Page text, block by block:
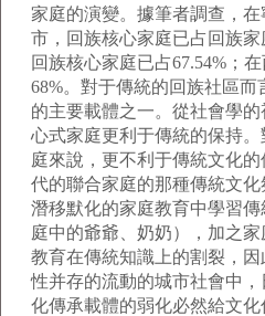
家庭的演變。據筆者調查，在
市，回族核心家庭已占回族
回族核心家庭已占67.54%；
68%。對于傳統的回族社區
的主要載體之一。從社會學
心式家庭更利于傳統的保持
庭來說，更不利于傳統文化
代的聯合家庭的那種傳統文
潛移默化的家庭教育中學習
庭中的爺爺、奶奶），加之
教育在傳統知識上的割裂，
性并存的流動的城市社會中
化傳承載體的弱化必然給文